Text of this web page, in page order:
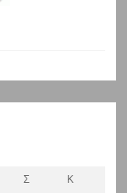
Σ Κ